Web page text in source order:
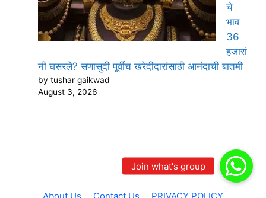
चे
भाव
36
हजारां
नी घसरले? सणासुदी पूर्वीच खरेदीदारांसाठी आनंदाची बातमी
by tushar gaikwad
August 3, 2026